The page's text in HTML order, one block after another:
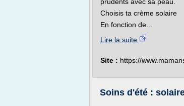
Choisis ta crème solaire
En fonction de...
Lire la suite
Site : https://
Soins d'été :